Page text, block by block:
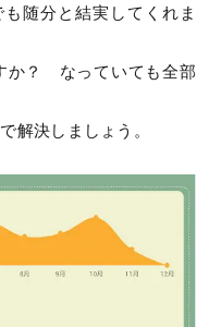
随分と結実してくれま
か？ なっていても全部
解決しましょう。